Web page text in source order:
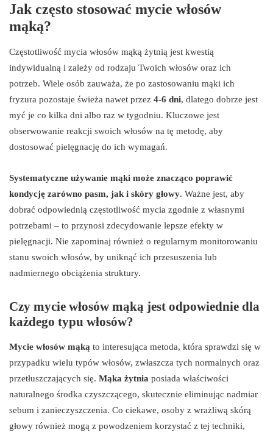
Jak często stosować mycie włosów
mąką?
Częstotliwość mycia włosów mąką żytnią jest kwestią
indywidualną i zależy od rodzaju Twoich włosów oraz ich
potrzeb. Wiele osób zauważa, że po zastosowaniu mąki ich
fryzura pozostaje świeża nawet przez 4-6 dni, dlatego dobrze jest
myć je co kilka dni albo raz w tygodniu. Kluczowe jest
obserwowanie reakcji swoich włosów na tę metodę, aby
dostosować pielęgnację do ich wymagań.
Systematyczne używanie mąki może znacząco poprawić
kondycję zarówno pasm, jak i skóry głowy. Ważne jest, aby
dobrać odpowiednią częstotliwość mycia zgodnie z własnymi
potrzebami – to przynosi zdecydowanie lepsze efekty w
pielęgnacji. Nie zapominaj również o regularnym monitorowaniu
stanu swoich włosów, by uniknąć ich przesuszenia lub
nadmiernego obciążenia struktury.
Czy mycie włosów mąką jest odpowiednie dla
każdego typu włosów?
Mycie włosów mąką to interesująca metoda, która sprawdzi się w
przypadku wielu typów włosów, zwłaszcza tych normalnych oraz
przetłuszczających się. Mąka żytnia posiada właściwości
naturalnego środka czyszczącego, skutecznie eliminując nadmiar
sebum i zanieczyszczenia. Co ciekawe, osoby z wrażliwą skórą
głowy również mogą z powodzeniem korzystać z tej techniki,